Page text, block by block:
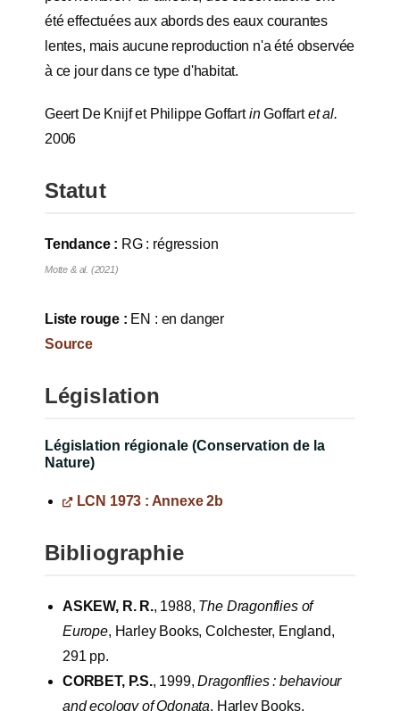
été effectuées aux abords des eaux courantes
lentes, mais aucune reproduction n'a été observée
à ce jour dans ce type d'habitat.
Geert De Knijf et Philippe GoffartinGoffartet al.
2006
Statut
Tendance : RG : régression
Motte & al. (2021)
Liste rouge : EN : en danger
Source
Législation
Législation régionale (Conservation de la
Nature)
LCN 1973 : Annexe 2b
Bibliographie
ASKEW, R. R., 1988, The Dragonflies of
Europe, Harley Books, Colchester, England,
291 pp.
CORBET, P.S., 1999,Dragonflies : behaviour
and ecology of Odonata, Harley Books,